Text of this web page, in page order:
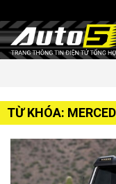
TỪ KHÓA: